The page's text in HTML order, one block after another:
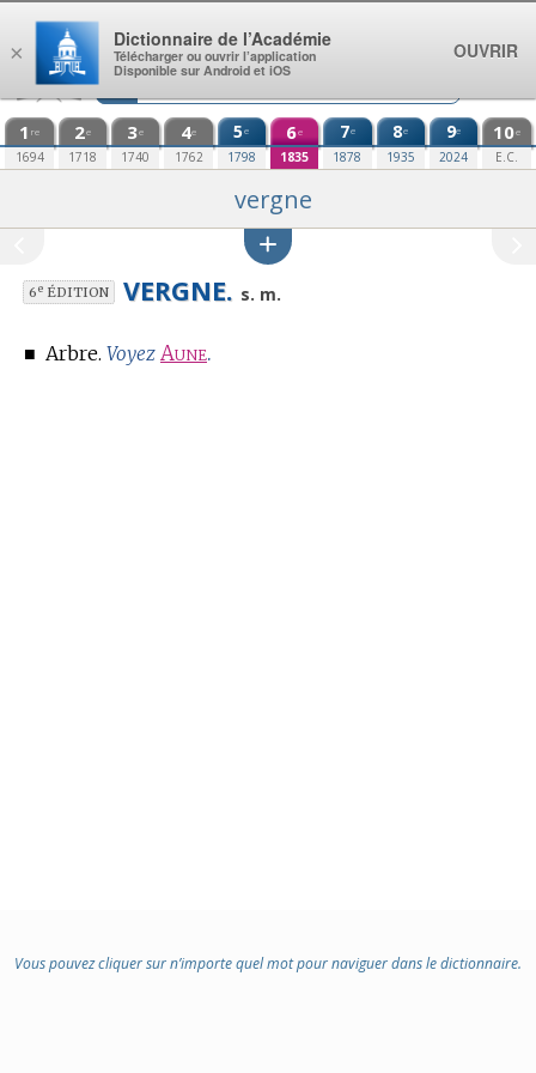
Aller au contenu
1 re
1694
2e
1718
3e
1740
4e
1762
5e
1798
6e
1835
7e
1878
8e
1935
9e
2024
10e
E.C.
vergne
6eÉDITION VERGNE. s. m.
■ Arbre. Voyez Aune.
Vous pouvez cliquer sur n’importe quel mot pour naviguer dans le dictionnaire.
×
Dictionnaire de l’Académie
Télécharger ou ouvrir l’application
Disponible sur Android et iOS
OUVRIR